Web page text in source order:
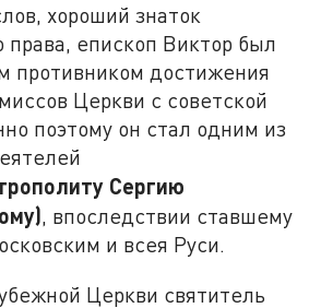
хороший знаток
права, епископ Виктор был
противником достижения
Церкви с советской
поэтому он стал одним из
Сергию
, впоследствии ставшему
и всея Руси.
Церкви святитель